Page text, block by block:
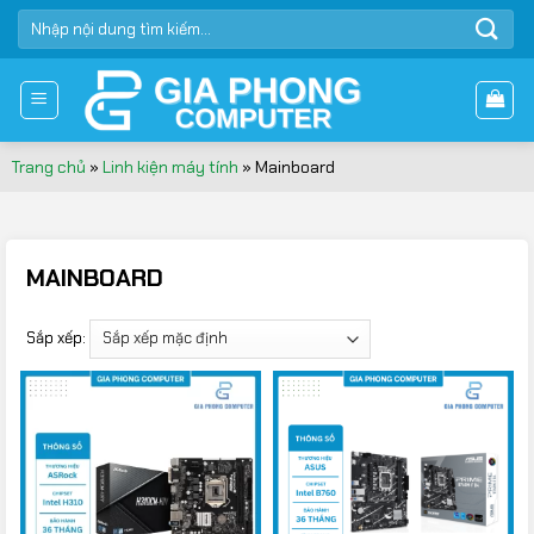
Bỏ
qua
dung
TÌM
KIẾM:
Trang chủ » Linh kiện máy tính » Mainboard
MAINBOARD
Sắp xếp: